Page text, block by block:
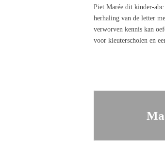
Piet Marée dit kinder-abc
herhaling van de letter
verworven kennis kan
voor kleuterscholen en